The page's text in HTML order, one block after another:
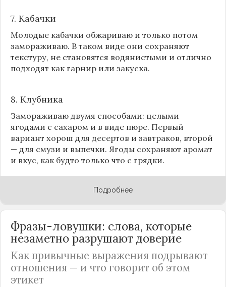
7. Кабачки
Молодые кабачки обжариваю и только потом
замораживаю. В таком виде они сохраняют
текстуру, не становятся водянистыми и отлично
подходят как гарнир или закуска.
8. Клубника
Замораживаю двумя способами: целыми
ягодами с сахаром и в виде пюре. Первый
вариант хорош для десертов и завтраков, второй
— для смузи и выпечки. Ягоды сохраняют аромат
и вкус, как будто только что с грядки.
Подробнее
Фразы-ловушки: слова, которые
незаметно разрушают доверие
Как привычные выражения подрывают
отношения — и что говорит об этом
этикет